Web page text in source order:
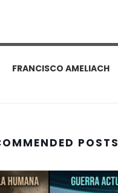
FRANCISCO AMELIACH
POSTS